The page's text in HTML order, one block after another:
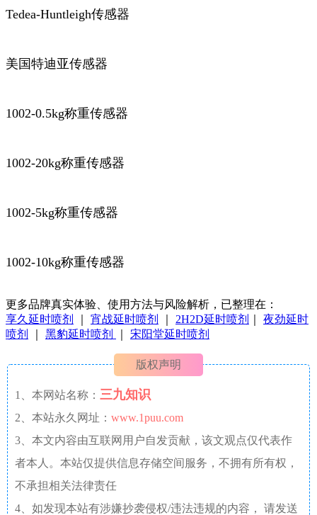
Tedea-Huntleigh传感器
美国特迪亚传感器
1002-0.5kg称重传感器
1002-20kg称重传感器
1002-5kg称重传感器
1002-10kg称重传感器
更多品牌真实体验、使用方法与风险解析，已整理在：
享久延时喷剂
宵战延时喷剂 2H2D延时喷剂
夜劲延时
喷剂
黑豹延时喷剂 宋阳堂延时喷剂
版权声明
1、本网站名称： 三九知识
2、本站永久网址： www.1puu.com
3、本文内容由互联网用户自发贡献，该文观点仅代表作
者本人。本站仅提供信息存储空间服务，不拥有所有权，
不承担相关法律责任
4、如发现本站有涉嫌抄袭侵权/违法违规的内容， 请发送